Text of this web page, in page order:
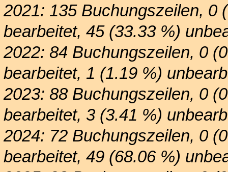
2021: 135 Buchungszeilen, 0
bearbeitet, 45 (33.33 %)
2022: 84 Buchungszeilen, 0
bearbeitet, 1 (1.19 %)
2023: 88 Buchungszeilen, 0
bearbeitet, 3 (3.41 %)
2024: 72 Buchungszeilen, 0
bearbeitet, 49 (68.06 %)